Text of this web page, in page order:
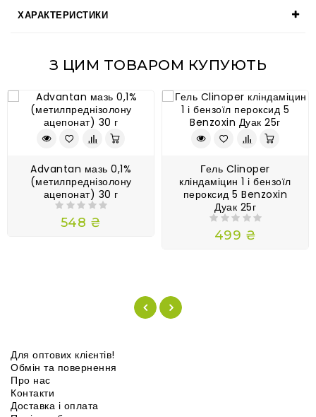
ХАРАКТЕРИСТИКИ
З ЦИМ ТОВАРОМ КУПУЮТЬ
Advantan мазь 0,1%
(метилпреднізолону
ацепонат) 30 г
548 ₴
Гель Clinoper
кліндаміцин 1 і бензоїл
пероксид 5 Benzoxin
Дуак 25г
499 ₴
Для оптових клієнтів!
Обмін та повернення
Про нас
Контакти
Доставка і оплата